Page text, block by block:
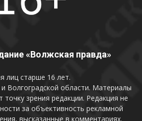
«Волжская правда»
лиц старше 16 лет.
Волгоградской области. Материалы
зрения редакции. Редакция не
за объективность рекламной
высказанные в комментариях.